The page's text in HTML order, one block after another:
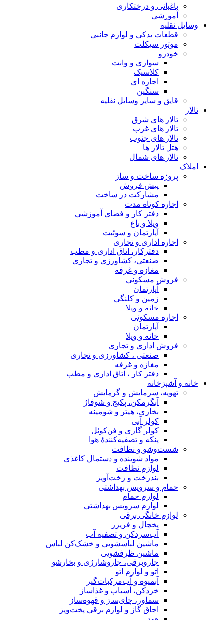
باغبانی و درختکاری
آموزشی
وسایل نقلیه
قطعات یدکی و لوازم جانبی
موتور سیکلت
خودرو
سواری و وانت
کلاسیک
اجاره ای
سنگین
قایق و سایر وسایل نقلیه
تالار
تالار های شرق
تالار های غرب
تالار های جنوب
هتل تالار ها
تالار های شمال
املاک
پروژه ساخت و ساز
پیش فروش
مشارکت در ساخت
اجاره کوتاه مدت
دفتر کار و فضای آموزشی
ویلا و باغ
آپارتمان و سوئیت
اجاره اداری و تجاری
دفترکار، اتاق اداری و مطب
صنعتی، کشاورزی و تجاری
مغازه و غرفه
فروش مسکونی
آپارتمان
زمین و کلنگی
خانه و ویلا
اجاره مسکونی
آپارتمان
خانه و ویلا
فروش اداری و تجاری
صنعتی ، کشاورزی و تجاری
مغازه و غرفه
دفتر کار ، اتاق اداری و مطب
خانه و آشپزخانه
تهویه، سرمایش و گرمایش
آبگرمکن، پکیج و شوفاژ
بخاری، هیتر و شومینه
کولر آبی
کولر گازی و فن‌کوئل
پنکه و تصفیه‌کنندهٔ هوا
شست‌وشو و نظافت
مواد شوینده و دستمال کاغذی
لوازم نظافت
بندرخت و رخت‌آویز
حمام و سرویس بهداشتی
لوازم حمام
لوازم سرویس بهداشتی
لوازم خانگی برقی
یخچال و فریزر
آب‌سردکن و تصفیه آب
ماشین لباسشویی و خشک‌کن لباس
ماشین ظرفشویی
جاروبرقی، جاروشارژی و بخارشو
اتو و لوازم اتو
آبمیوه و آب‌مرکبات‌گیر
خردکن، آسیاب و غذاساز
سماور، چای‌ساز و قهوه‌ساز
اجاق گاز و لوازم برقی پخت‌وپز